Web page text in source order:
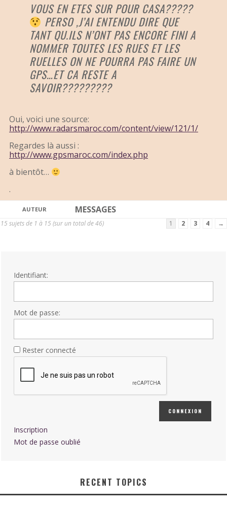
VOUS EN ETES SUR POUR CASA?????
PERSO ,J’AI ENTENDU DIRE QUE
TANT QU.ILS N’ONT PAS ENCORE FINI A
NOMMER TOUTES LES RUES ET LES
RUELLES ON NE POURRA PAS FAIRE UN
GPS…ET CA RESTE A
SAVOIR?????????
Oui, voici une source:
http://www.radarsmaroc.com/content/view/121/1/
Regardes là aussi :
http://www.gpsmaroc.com/index.php
à bientôt…
.
AUTEUR MESSAGES
15 sujets de 1 à 15 (sur un total de 46) 1 2 3 4 →
Identifiant:
Mot de passe:
Rester connecté
CONNEXION
Inscription
Mot de passe oublié
RECENT TOPICS